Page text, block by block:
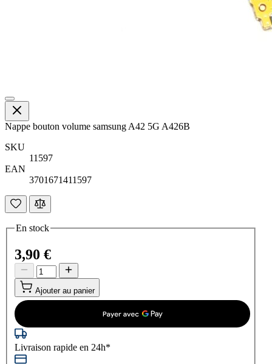
Nappe bouton volume samsung A42 5G A426B
SKU
11597
EAN
3701671411597
En stock
3,90 €
Ajouter au panier
Livraison rapide en 24h*